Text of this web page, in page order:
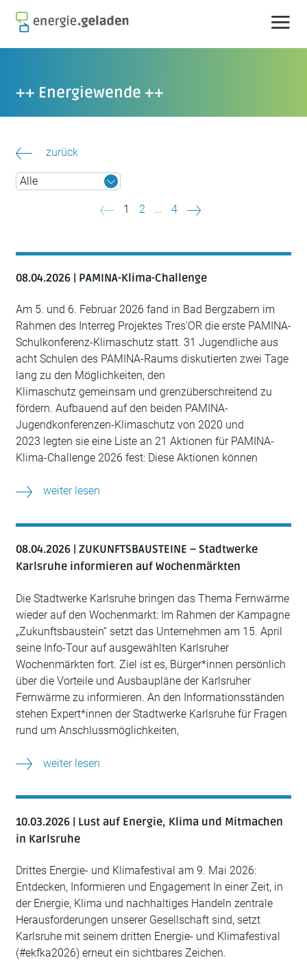
content++ Energiewende ++
zurück
Beitragsnavigation
1 2 … 4
08.04.2026 | PAMINA-Klima-Challenge
Am 5. und 6. Februar 2026 fand in Bad Bergzabern im
Rahmen des Interreg Projektes Tres’OR die erste PAMINA-
Schulkonferenz-Klimaschutz statt. 31 Jugendliche aus
acht Schulen des PAMINA-Raums diskutierten zwei Tage
lang zu den Möglichkeiten, den
Klimaschutz gemeinsam und grenzüberschreitend zu
fördern. Aufbauend auf den beiden PAMINA-
Jugendkonferenzen-Klimaschutz von 2020 und
2023 legten sie eine Liste an 21 Aktionen für PAMINA-
Klima-Challenge 2026 fest: Diese Aktionen können
weiter lesen
08.04.2026 | ZUKUNFTSBAUSTEINE – Stadtwerke
Karlsruhe informieren auf Wochenmärkten
Die Stadtwerke Karlsruhe bringen das Thema Fernwärme
wieder auf den Wochenmarkt: Im Rahmen der Kampagne
„Zukunftsbaustein“ setzt das Unternehmen am 15. April
seine Info-Tour auf ausgewählten Karlsruher
Wochenmärkten fort. Ziel ist es, Bürger*innen persönlich
über die Vorteile und Ausbaupläne der Karlsruher
Fernwärme zu informieren. An den Informationsständen
stehen Expert*innen der Stadtwerke Karlsruhe für Fragen
rund um Anschlussmöglichkeiten,
weiter lesen
10.03.2026 | Lust auf Energie, Klima und Mitmachen
in Karlsruhe
Drittes Energie- und Klimafestival am 9. Mai 2026:
Entdecken, Informieren und Engagement In einer Zeit, in
der Energie, Klima und nachhaltiges Handeln zentrale
Herausforderungen unserer Gesellschaft sind, setzt
Karlsruhe mit seinem dritten Energie- und Klimafestival
(#ekfka2026) erneut ein sichtbares Zeichen.